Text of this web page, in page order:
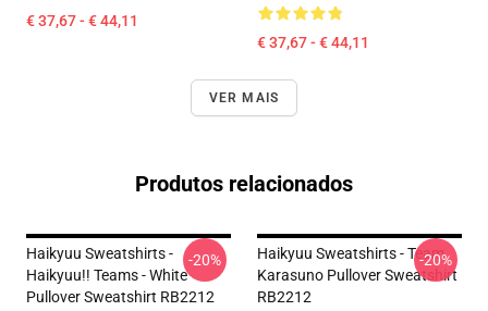
€ 37,67 - € 44,11
€ 37,67 - € 44,11
VER MAIS
Produtos relacionados
Haikyuu Sweatshirts -
Haikyuu!! Teams - White
Pullover Sweatshirt RB2212
-20%
Haikyuu Sweatshirts - Team
Karasuno Pullover Sweatshirt
RB2212
-20%